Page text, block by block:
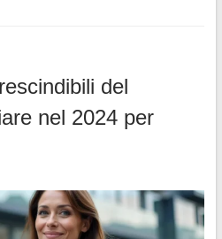
del
nel 2024 per